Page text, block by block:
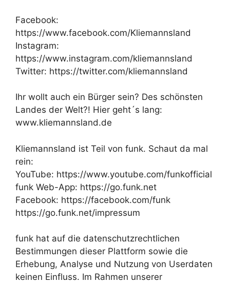
Facebook:
https://www.facebook.com/Kliemannsland
Instagram:
https://www.instagram.com/kliemannsland
Twitter: https://twitter.com/kliemannsland
Ihr wollt auch ein Bürger sein? Des schönsten
Landes der Welt?! Hier geht´s lang:
www.kliemannsland.de
Kliemannsland ist Teil von funk. Schaut da mal
rein:
YouTube: https://www.youtube.com/funkofficial
funk Web-App: https://go.funk.net
Facebook: https://facebook.com/funk
https://go.funk.net/impressum
funk hat auf die datenschutzrechtlichen
Bestimmungen dieser Plattform sowie die
Erhebung, Analyse und Nutzung von Userdaten
keinen Einfluss. Im Rahmen unserer